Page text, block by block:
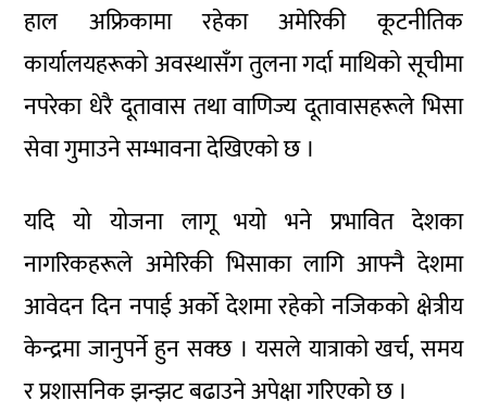
हाल अफ्रिकामा रहेका अमेरिकी कूटनीतिक
कार्यालयहरूको अवस्थासँग तुलना गर्दा माथिको सूचीमा
नपरेका धेरै दूतावास तथा वाणिज्य दूतावासहरूले भिसा
सेवा गुमाउने सम्भावना देखिएको छ ।
यदि यो योजना लागू भयो भने प्रभावित देशका
नागरिकहरूले अमेरिकी भिसाका लागि आफ्नै देशमा
आवेदन दिन नपाई अर्को देशमा रहेको नजिकको क्षेत्रीय
केन्द्रमा जानुपर्ने हुन सक्छ । यसले यात्राको खर्च, समय
र प्रशासनिक झन्झट बढाउने अपेक्षा गरिएको छ ।